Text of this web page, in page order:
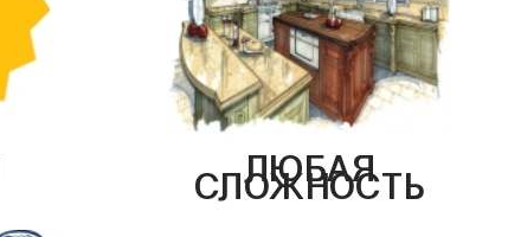
ЛЮБАЯ
СЛОЖНОСТЬ